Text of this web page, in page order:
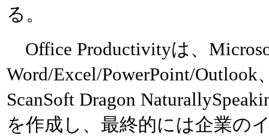
る。
Office Productivityは、
Word/Excel/PowerPoint/Outlook
ScanSoft Dragon
を作成し、最終的には企業の